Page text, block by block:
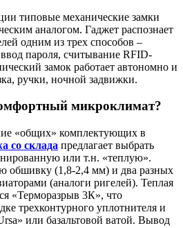
типовые механические замки
аналогом. Гаджет распознает
одним из трех способов –
пароля, считывание RFID-
замок работает автономно и
ручки, ночной задвижки.
микроклимат?
«общих» комплектующих в
со склада предлагает выбрать
или т.н. «теплую».
обшивку (1,8-2,4 мм) и два разных
(аналоги ригелей). Теплая
«Терморазрыв 3К», что
трехконтурного уплотнителя и
или базальтовой ватой. Вывод